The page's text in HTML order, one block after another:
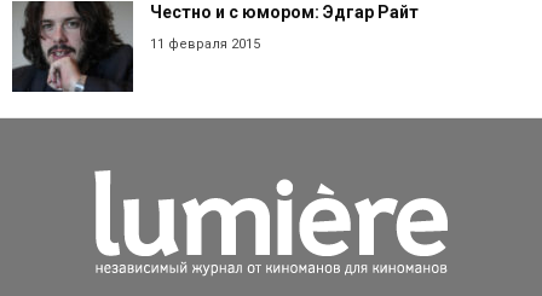
Честно и с юмором: Эдгар Райт
11 февраля 2015